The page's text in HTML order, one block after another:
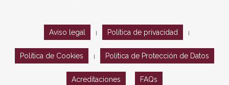
Aviso legal Política de privacidad
Política de Cookies Política de Protección de Datos
Acreditaciones FAQs